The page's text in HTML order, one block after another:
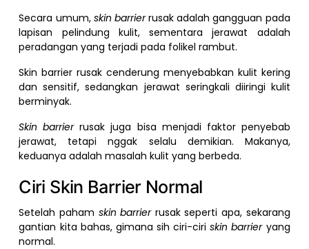
Secara umum, skin barrierrusak adalah gangguan pada
lapisan pelindung kulit, sementara jerawat adalah
peradangan yang terjadi pada folikel rambut.
Skin barrier rusak cenderung menyebabkan kulit kering
dan sensitif, sedangkan jerawat seringkali diiringi kulit
berminyak.
Skin barrierrusak juga bisa menjadi faktor penyebab
jerawat, tetapi nggak selalu demikian. Makanya,
keduanya adalah masalah kulit yang berbeda.
Ciri Skin Barrier Normal
Setelah paham skin barrierrusak seperti apa, sekarang
gantian kita bahas, gimana sih ciri-ciriskin barrieryang
normal.